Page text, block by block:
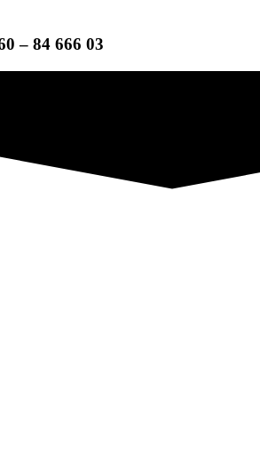
– 84 666 03